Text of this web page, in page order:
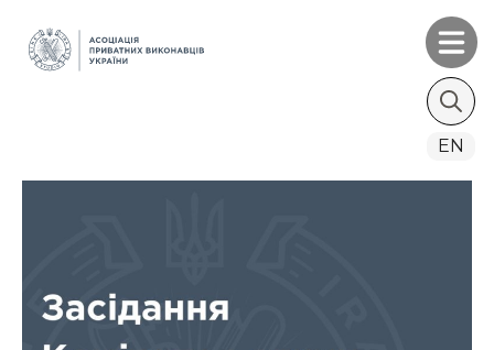
Search
EN